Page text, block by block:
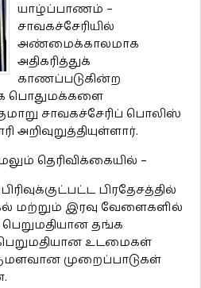
யாழ்ப்பாணம் –
சாவகச்சேரியில்
அண்மைக்காலமாக
அதிகரித்துக்
காணப்படுகின்ற
பொதுமக்களை
சாவகச்சேரிப் பொலிஸ்
அறிவுறுத்தியுள்ளார்.
தெரிவிக்கையில் –
பிரதேசத்தில்
இரவு வேளைகளில்
தங்க
உடமைகள்
முறைப்பாடுகள்